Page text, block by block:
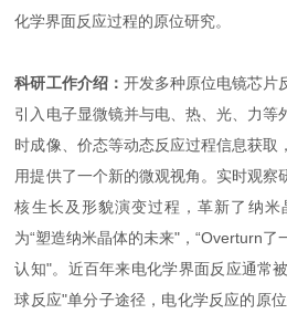
化学界面反应过程的原位研究。
科研工作介绍： 开发多种原位电镜芯片
引入电子显微镜并与电、热、光、力等
时成像、价态等动态反应过程信息获取
用提供了一个新的微观视角。实时观察
核生长及形貌演变过程，革新了纳
为“塑造纳米晶体的未来"，“Overturn
认知"。近百年来电化学界面反应通常
球反应"单分子途径，电化学反应的原